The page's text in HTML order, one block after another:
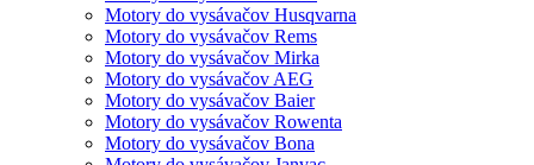
Motory do vysávačov Husqvarna
Motory do vysávačov Rems
Motory do vysávačov Mirka
Motory do vysávačov AEG
Motory do vysávačov Baier
Motory do vysávačov Rowenta
Motory do vysávačov Bona